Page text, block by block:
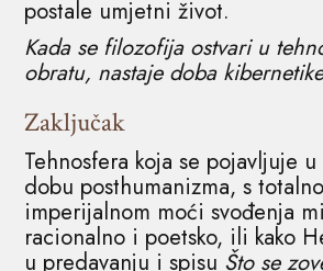
postale umjetni život.
Kada se filozofija ostvari u
obratu, nastaje doba
Zaključak
Tehnosfera koja se pojavljuje
dobu posthumanizma, s
imperijalnom moći svođenja
racionalno i poetsko, ili kako
u predavanju i spisu Što se